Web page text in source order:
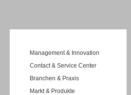
Management & Innovation
Contact & Service Center
Branchen & Praxis
Markt & Produkte